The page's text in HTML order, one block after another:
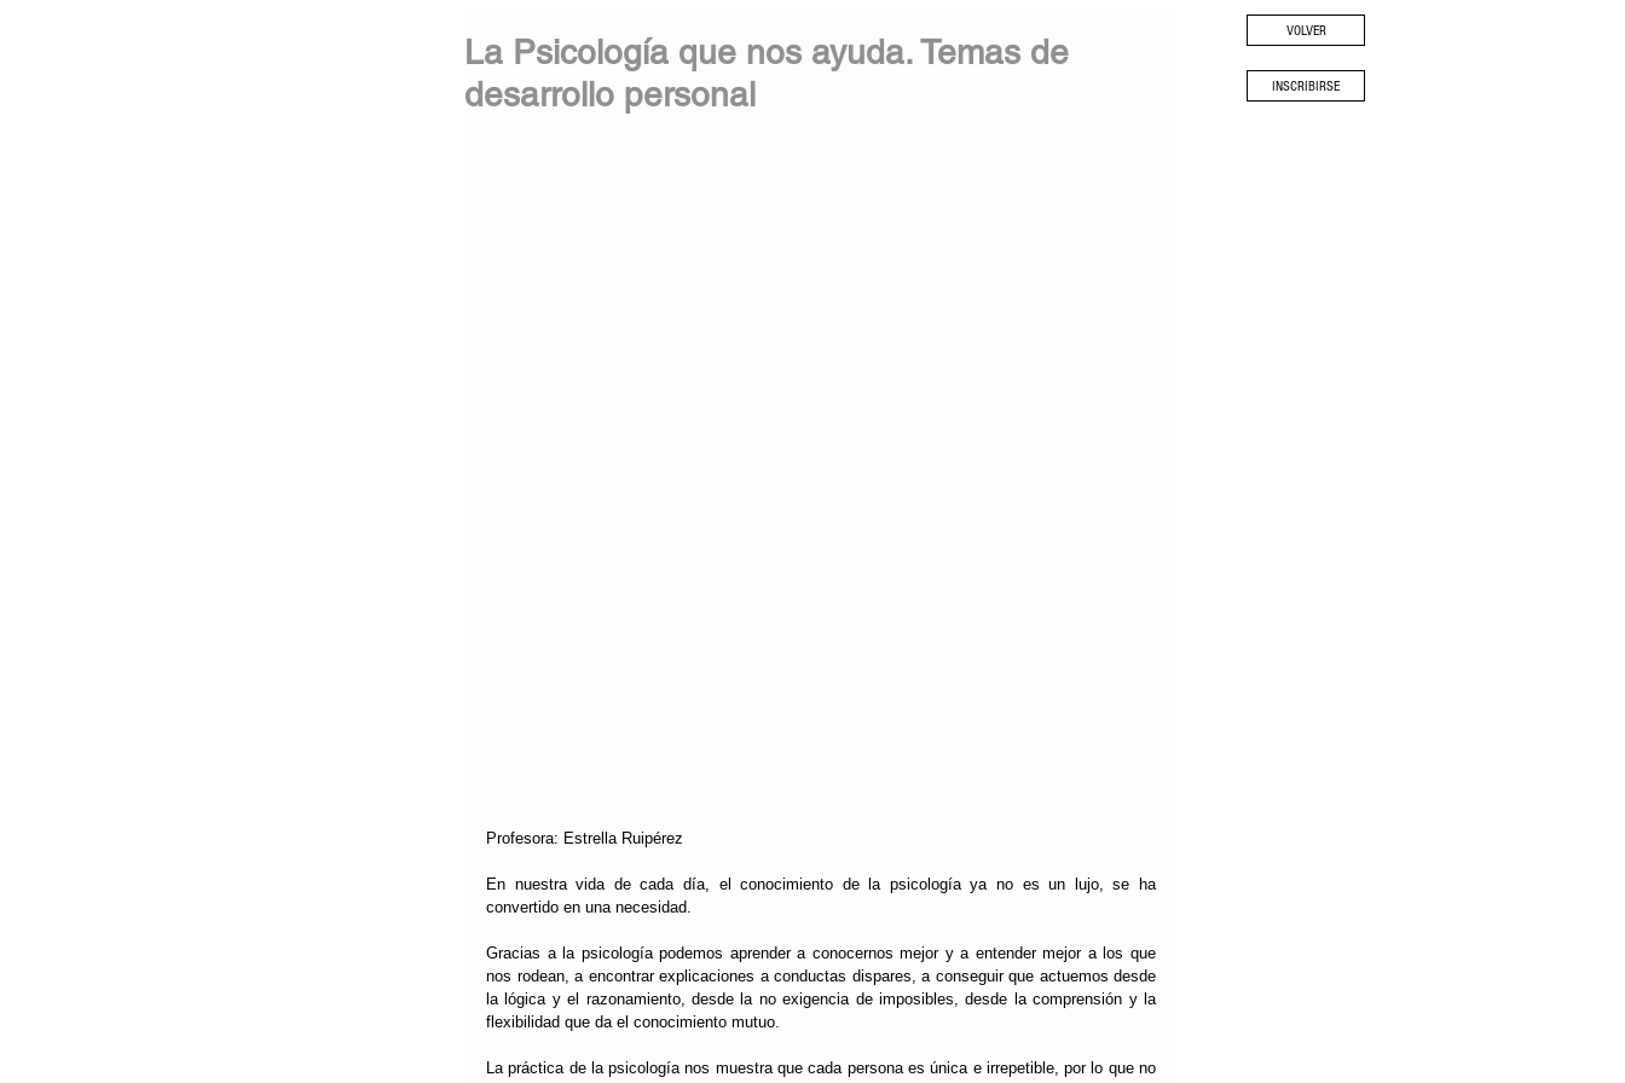
La Psicología que nos ayuda. Temas de
desarrollo personal
Profesora: Estrella Ruipérez
En nuestra vida de cada día, el conocimiento de la psicología ya no es un lujo, se ha
convertido en una necesidad.
Gracias a la psicología podemos aprender a conocernos mejor y a entender mejor a los que
nos rodean, a encontrar explicaciones a conductas dispares, a conseguir que actuemos desde
la lógica y el razonamiento, desde la no exigencia de imposibles, desde la comprensión y la
flexibilidad que da el conocimiento mutuo.
La práctica de la psicología nos muestra que cada persona es única e irrepetible, por lo que no
VOLVER
INSCRIBIRSE